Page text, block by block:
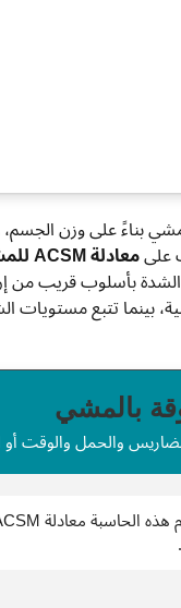
بناءً على وزن
علىمعادلة ACSM للمشي
بالمشي
والحمل والوقت أو